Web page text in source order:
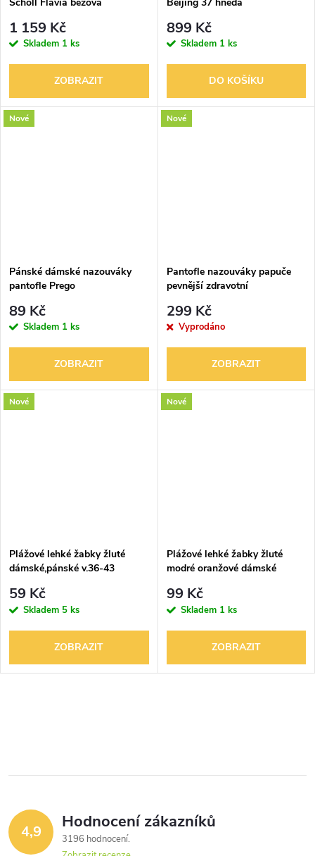
1 159 Kč
Skladem 1 ks
ZOBRAZIT
899 Kč
Skladem 1 ks
DO KOŠÍKU
Nové
Pánské dámské nazouváky
pantofle Prego
89 Kč
Skladem 1 ks
ZOBRAZIT
Nové
Pantofle nazouváky papuče
pevnější zdravotní
299 Kč
Vyprodáno
ZOBRAZIT
Nové
Plážové lehké žabky žluté
dámské,pánské v.36-43
59 Kč
Skladem 5 ks
ZOBRAZIT
Nové
Plážové lehké žabky žluté
modré oranžové dámské
99 Kč
Skladem 1 ks
ZOBRAZIT
l
d 4,9 Hodnocení zákazníků
3196 hodnocení